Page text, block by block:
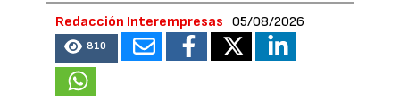
Redacción Interempresas 05/08/2026
810